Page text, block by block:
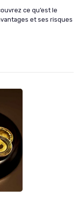
ce qu’est le
et ses risques